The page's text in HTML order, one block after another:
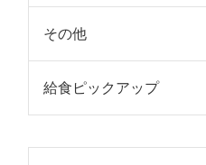
その他
給食ピックアップ